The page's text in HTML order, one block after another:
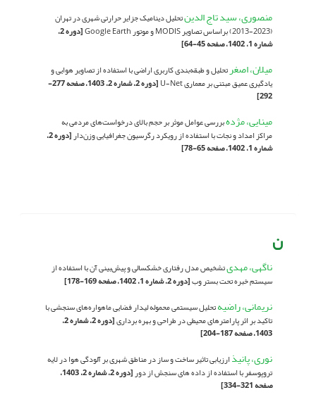
منصوری، سید تاج الدینتحلیل دینامیک جزایر حرارتی شهری در تهران
(2023-2013) براساس تصاویر MODIS و موتور Google Earth
[دوره 2،
شماره 1، 1402، صفحه 45-64]
میلان، اصغرتحلیل و طبقه‌بندی کاربری اراضی با استفاده از تصاویر هوایی و
یادگیری عمیق مبتنی بر معماری U-Net
[دوره 2، شماره 2، 1403، صفحه 277-
292]
مینایی، مژدهبررسی عوامل موثر بر حجم بالای درخواست‌های مردمی به
مراکز امداد و نجات با استفاده از رویکرد رگرسیون جغرافیایی وزن‌دار
[دوره 2،
شماره 1، 1402، صفحه 65-78]
ن
ناگهی، مهدیتشخیص مدل رفتاری خشکسالی و پیش‌بینی آن با استفاده از
سیستم خبره تحت بستر وب[دوره 2، شماره 1، 1402، صفحه 169-178]
نریمانی، راضیهتحلیل سیستمی محموله لیدار فضایی ماهواره‌های سنجشی با
تاکید بر اثر پارامترهای محیطی در طراحی و بهره برداری
[دوره 2، شماره 2،
1403، صفحه 187-204]
نوری، پانیذارزیابی تاثیر ساخت و ساز در مناطق شهری بر آلودگی هوا در لایه
تروپوسفر با استفاده از داده های سنجش از دور
[دوره 2، شماره 2، 1403،
صفحه 321-334]